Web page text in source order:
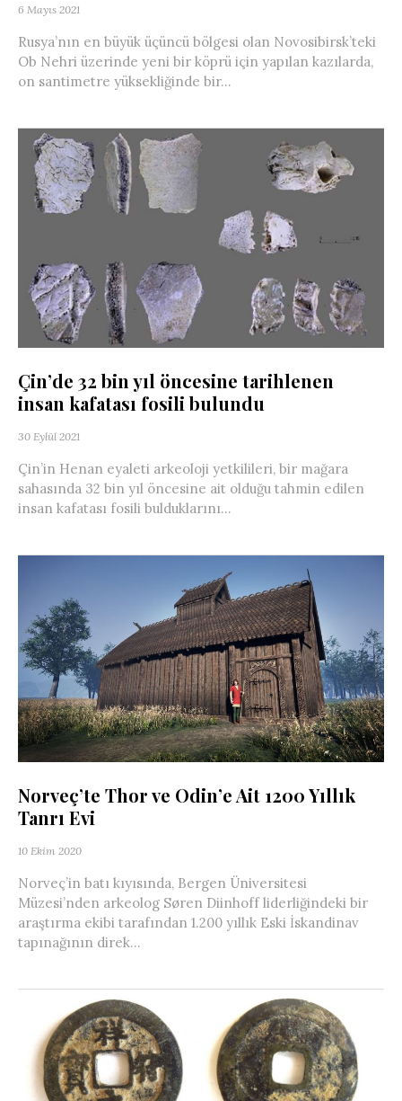
6 Mayıs 2021
Rusya’nın en büyük üçüncü bölgesi olan Novosibirsk’teki
Ob Nehri üzerinde yeni bir köprü için yapılan kazılarda,
on santimetre yüksekliğinde bir...
Çin’de 32 bin yıl öncesine tarihlenen
insan kafatası fosili bulundu
30 Eylül 2021
Çin’in Henan eyaleti arkeoloji yetkilileri, bir mağara
sahasında 32 bin yıl öncesine ait olduğu tahmin edilen
insan kafatası fosili bulduklarını...
Norveç’te Thor ve Odin’e Ait 1200 Yıllık
Tanrı Evi
10 Ekim 2020
Norveç’in batı kıyısında, Bergen Üniversitesi
Müzesi’nden arkeolog Søren Diinhoff liderliğindeki bir
araştırma ekibi tarafından 1.200 yıllık Eski İskandinav
tapınağının direk...